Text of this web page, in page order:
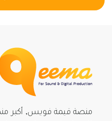
منصة قيمة فويس, أكبر